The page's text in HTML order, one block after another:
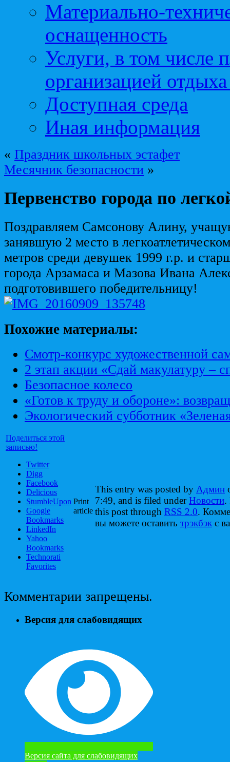
Материально-
оснащенность
Услуги, в том числе
организацией
Доступная среда
Иная информация
« Праздник школьных эстафет
Месячник безопасности »
Первенство города по
Поздравляем Самсонову Алину,
занявшую 2 место в
метров среди девушек 1999 г.р. и
города Арзамаса и Мазова Ивана
подготовившего победительницу!
Похожие материалы:
Смотр-конкурс художественной
2 этап акции «Сдай макулатуру –
Безопасное колесо
«Готов к труду и обороне»:
Экологический субботник
Поделиться этой
записью!
Twitter
Digg
Facebook
Delicious
StumbleUpon
Google
Bookmarks
LinkedIn
Yahoo
Bookmarks
Technorati
Favorites
Print
article
This entry was posted by Админ
7:49, and is filed underНовости.
this post through RSS 2.0.
вы можете оставить трэкбэк с
Комментарии запрещены.
Версия для слабовидящих
Версия сайта для слабовидящих